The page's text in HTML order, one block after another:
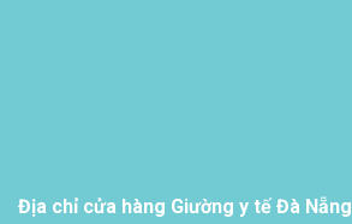
Địa chỉ cửa hàng Giường y tế Đà Nẵng